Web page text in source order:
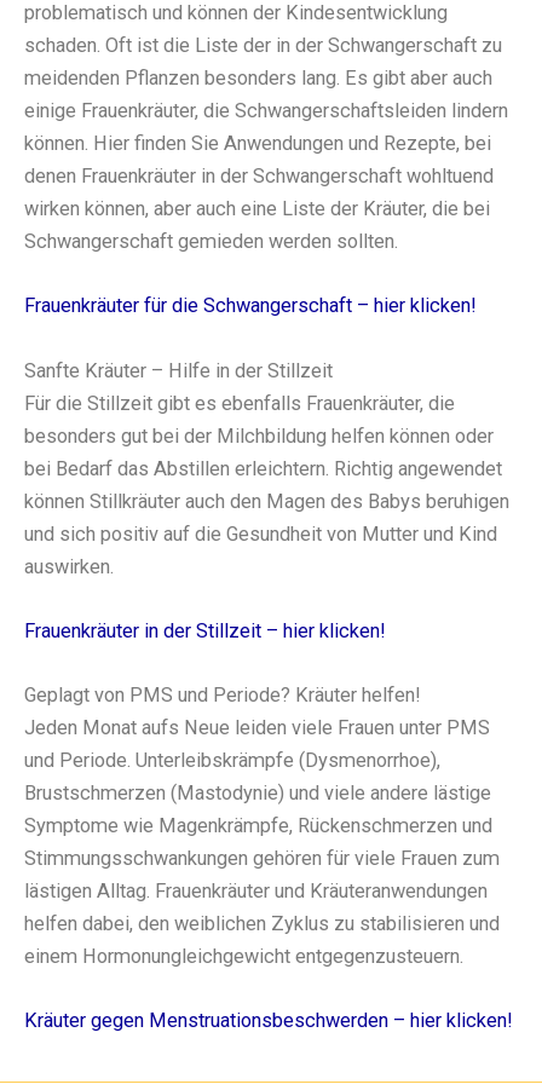
problematisch und können der Kindesentwicklung
schaden. Oft ist die Liste der in der Schwangerschaft zu
meidenden Pflanzen besonders lang. Es gibt aber auch
einige Frauenkräuter, die Schwangerschaftsleiden lindern
können. Hier finden Sie Anwendungen und Rezepte, bei
denen Frauenkräuter in der Schwangerschaft wohltuend
wirken können, aber auch eine Liste der Kräuter, die bei
Schwangerschaft gemieden werden sollten.
Frauenkräuter für die Schwangerschaft – hier klicken!
Sanfte Kräuter – Hilfe in der Stillzeit
Für die Stillzeit gibt es ebenfalls Frauenkräuter, die
besonders gut bei der Milchbildung helfen können oder
bei Bedarf das Abstillen erleichtern. Richtig angewendet
können Stillkräuter auch den Magen des Babys beruhigen
und sich positiv auf die Gesundheit von Mutter und Kind
auswirken.
Frauenkräuter in der Stillzeit – hier klicken!
Geplagt von PMS und Periode? Kräuter helfen!
Jeden Monat aufs Neue leiden viele Frauen unter PMS
und Periode. Unterleibskrämpfe (Dysmenorrhoe),
Brustschmerzen (Mastodynie) und viele andere lästige
Symptome wie Magenkrämpfe, Rückenschmerzen und
Stimmungsschwankungen gehören für viele Frauen zum
lästigen Alltag. Frauenkräuter und Kräuteranwendungen
helfen dabei, den weiblichen Zyklus zu stabilisieren und
einem Hormonungleichgewicht entgegenzusteuern.
Kräuter gegen Menstruationsbeschwerden – hier klicken!